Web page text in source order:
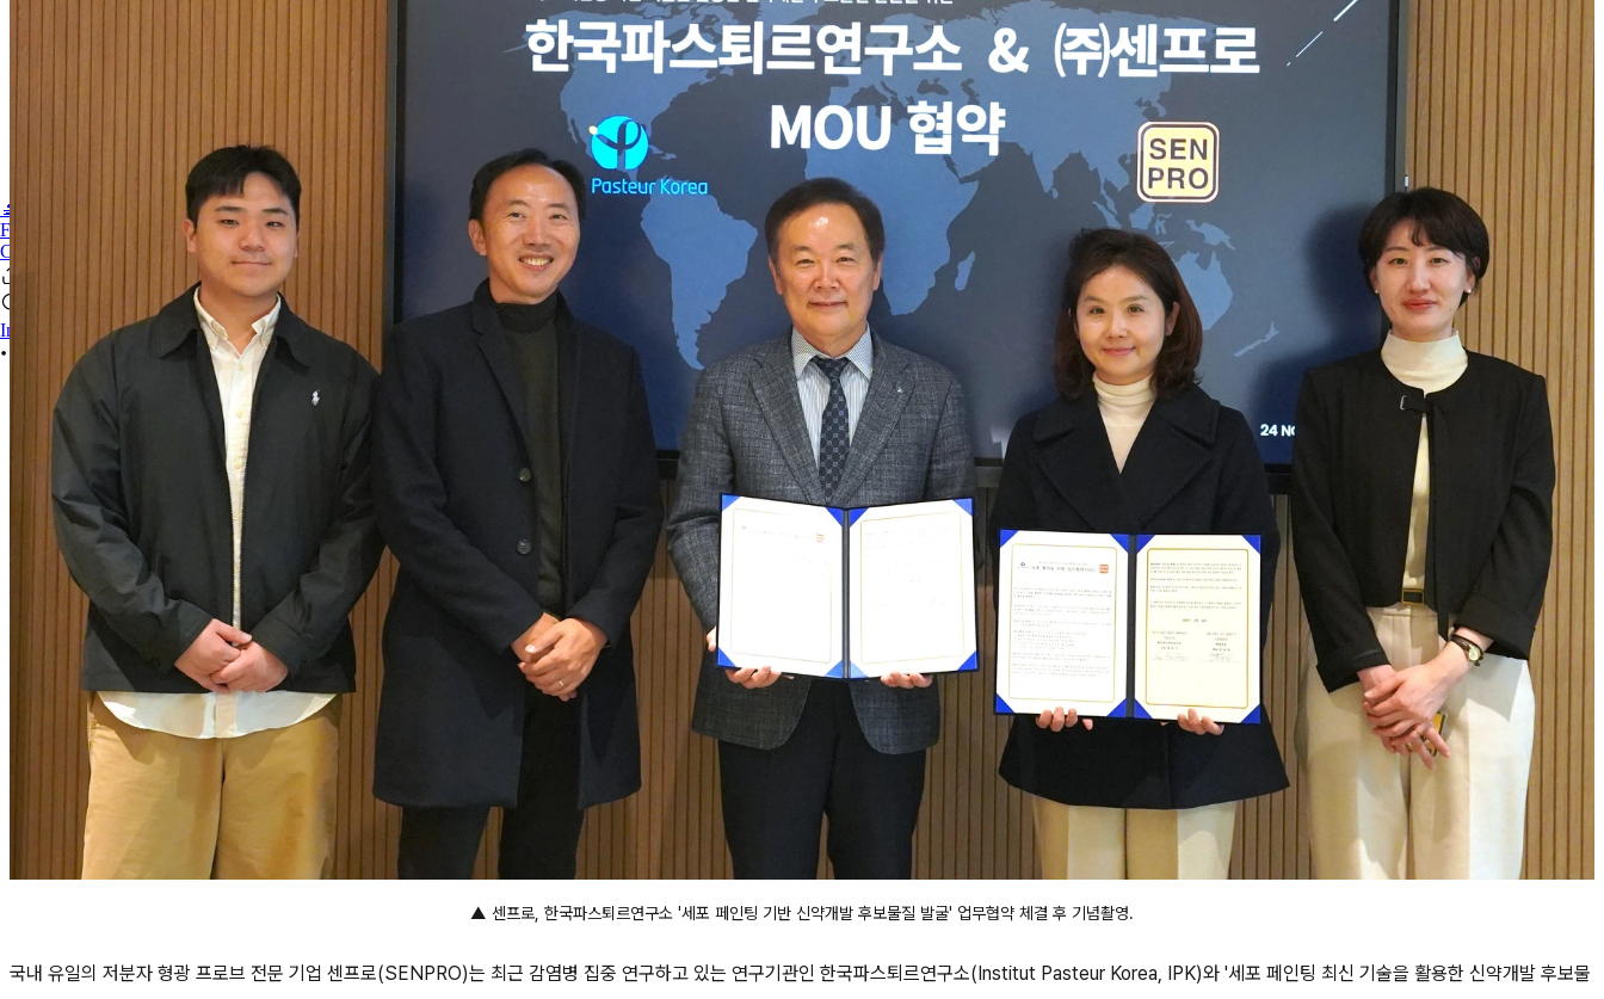
🔬PHOENIX-FLUOR
FAQ
CONTACT US
Iniciar sesión
▲ 센프로, 한국파스퇴르연구소 '세포 페인팅 기반 신약개발 후보물질 발굴' 업무협약 체결 후 기념촬영.
국내 유일의 저분자 형광 프로브 전문 기업 센프로(SENPRO)는 최근 감염병 집중 연구하고 있는 연구기관인 한국파스퇴르연구소(Institut Pasteur Korea, IPK)와 '세포 페인팅 최신 기술을 활용한 신약개발 후보물